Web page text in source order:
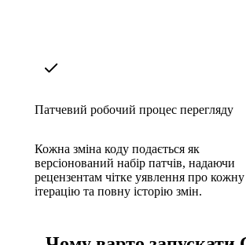
Патчевий робочий процес перегляду
Кожна зміна коду подається як
версіонований набір патчів, надаючи
рецензентам чітке уявлення про кожну
ітерацію та повну історію змін.